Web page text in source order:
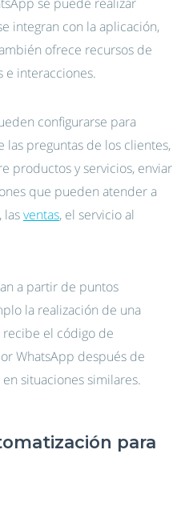
integran con la aplicación,
ofrece recursos de
e interacciones.
configurarse para
preguntas de los clientes,
productos y servicios, enviar
que pueden atender a
lasventas, el servicio al
a partir de puntos
la realización de una
el código de
WhatsApp después de
situaciones similares.
para